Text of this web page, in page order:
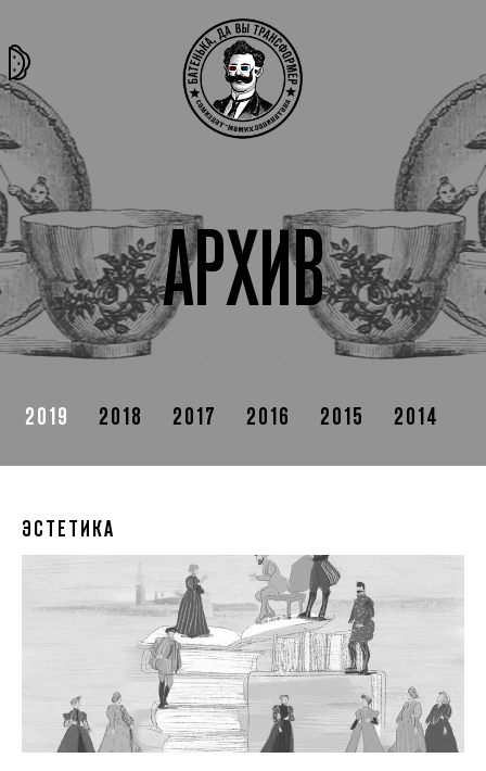
та самая
история
тёмная
материясекты
архив
АРХИВ
2019 2018 2017 2016 2015 2014
ЭСТЕТИКА